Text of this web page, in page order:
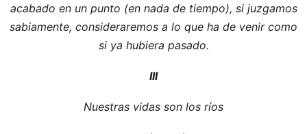
acabado en un punto (en nada de tiempo), si juzgamos
sabiamente, consideraremos a lo que ha de venir como
si ya hubiera pasado.
III
Nuestras vidas son los ríos